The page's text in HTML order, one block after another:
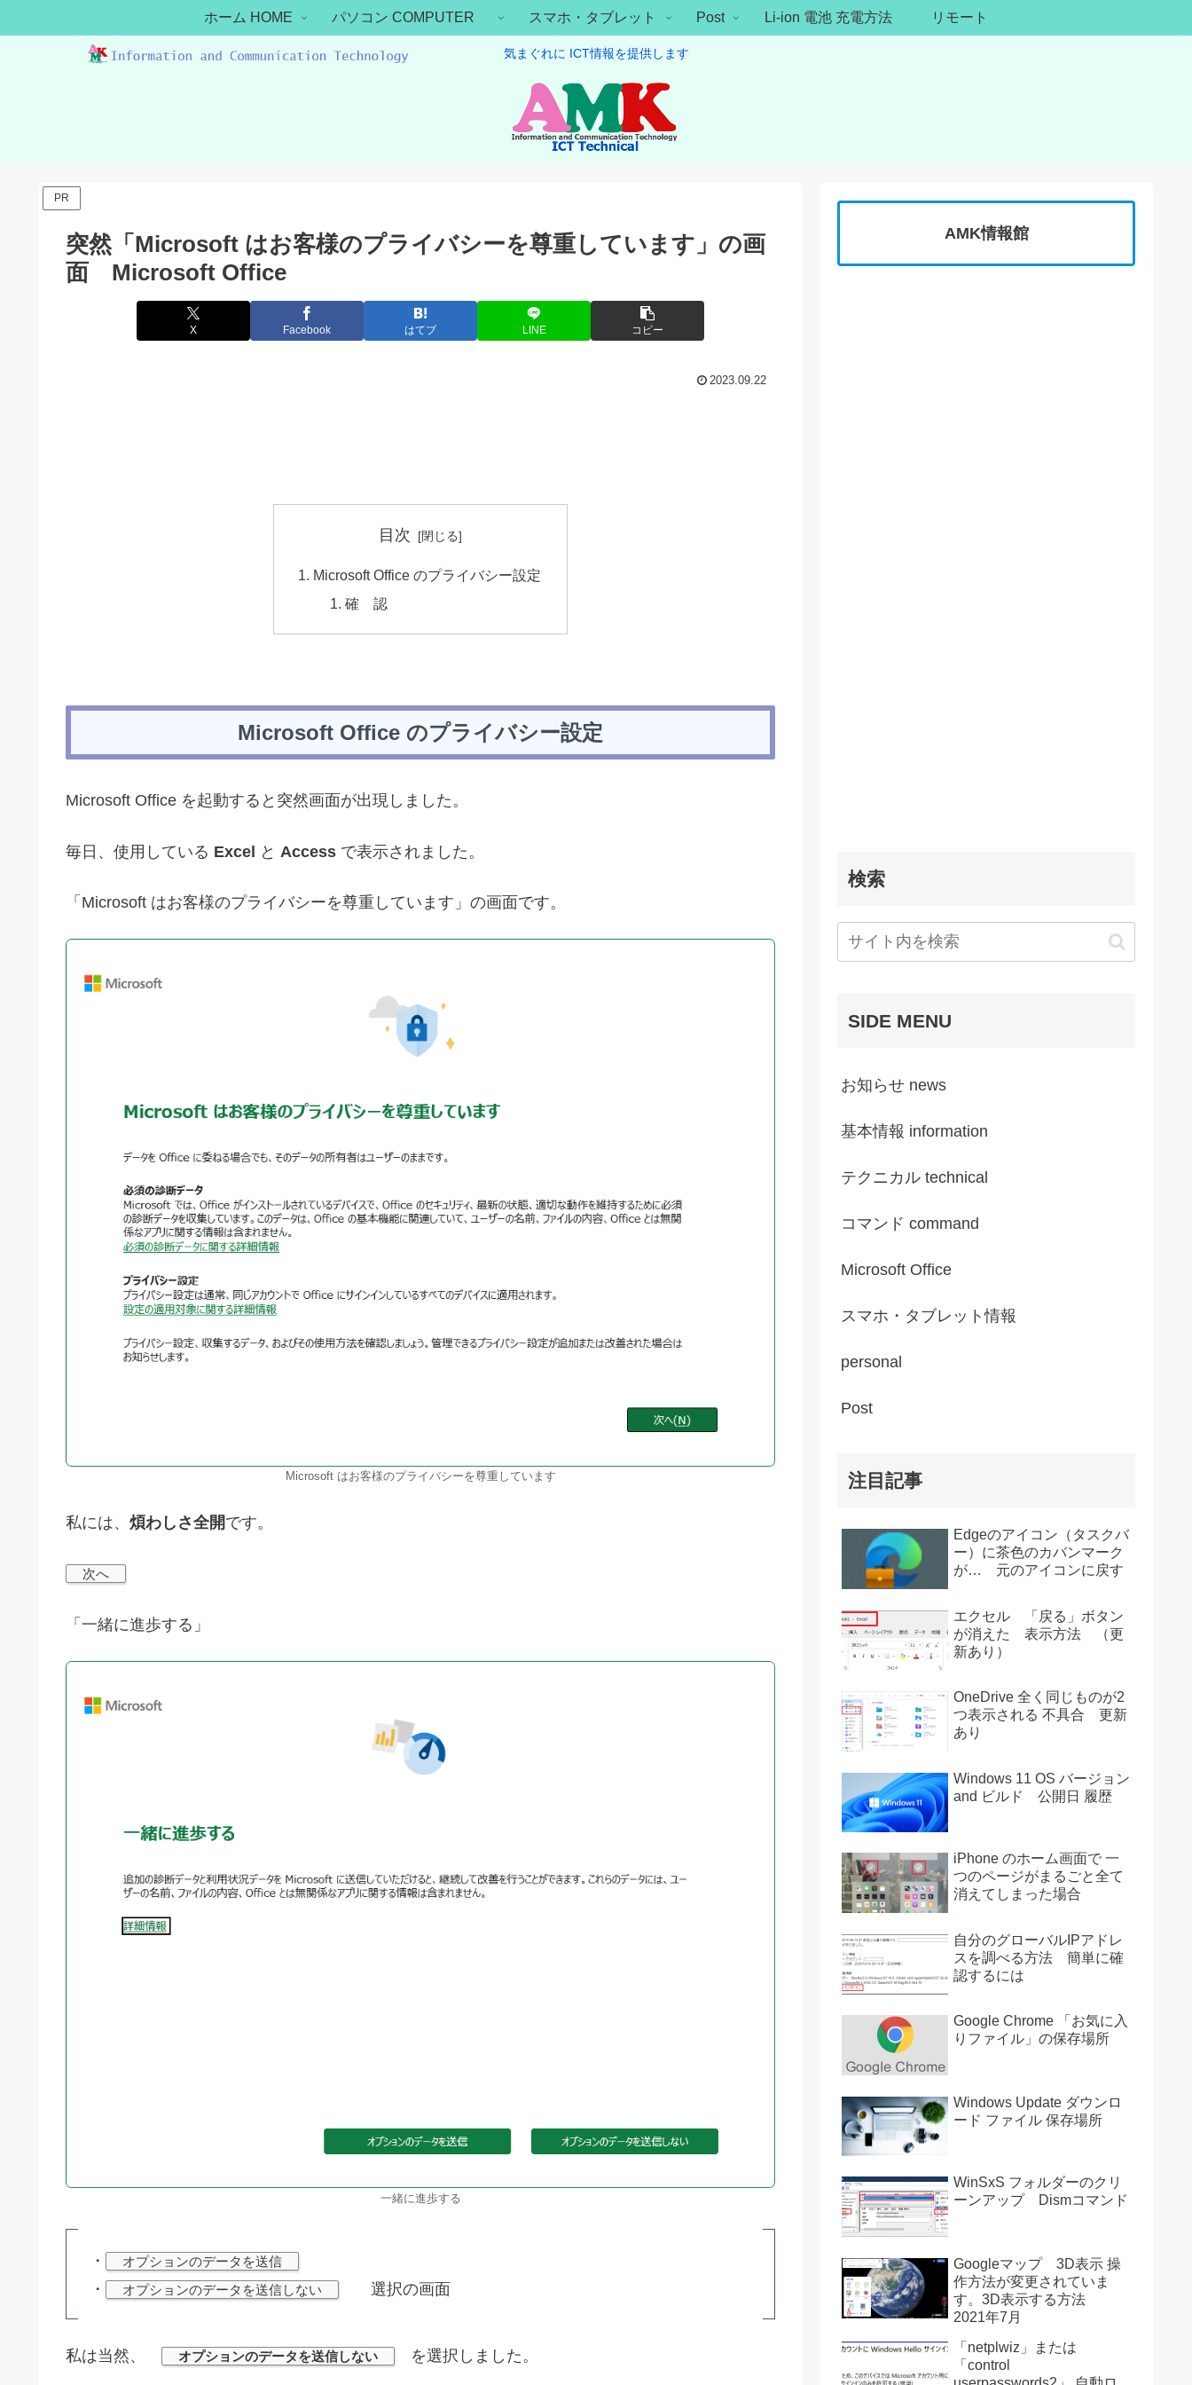
気まぐれに ICT情報を提供します
ホーム HOME パソコン COMPUTER スマホ・タブレット Post Li-ion 電池 充電方法 リモート
PR
突然「Microsoft はお客様のプライバシーを尊重しています」の画
面 Microsoft Office
X Facebook はてブ LINE コピー
2023.09.22
目次
Microsoft Office のプライバシー設定
確 認
Microsoft Office のプライバシー設定
Microsoft Office を起動すると突然画面が出現しました。
毎日、使用している Excel と Access で表示されました。
「Microsoft はお客様のプライバシーを尊重しています」の画面です。
Microsoft はお客様のプライバシーを尊重しています
私には、 煩わしさ全開です。
次へ
「一緒に進歩する」
一緒に進歩する
・ オプションのデータを送信
・ オプションのデータを送信しない 選択の画面
私は当然、 オプションのデータを送信しない を選択しました。
AMK情報館
検索
SIDE MENU
お知らせ news
基本情報 information
テクニカル technical
コマンド command
Microsoft Office
スマホ・タブレット情報
personal
Post
注目記事
Edgeのアイコン（タスクバ
ー）に茶色のカバンマーク
が… 元のアイコンに戻す
エクセル 「戻る」ボタン
が消えた 表示方法 （更
新あり）
OneDrive 全く同じものが2
つ表示される 不具合 更新
あり
Windows 11 OS バージョン
and ビルド 公開日 履歴
iPhone のホーム画面で 一
つのページがまるごと全て
消えてしまった場合
自分のグローバルIPアドレ
スを調べる方法 簡単に確
認するには
Google Chrome 「お気に入
りファイル」の保存場所
Windows Update ダウンロ
ード ファイル 保存場所
WinSxS フォルダーのクリ
ーンアップ Dismコマンド
Googleマップ 3D表示 操
作方法が変更されていま
す。3D表示する方法
2021年7月
「netplwiz」または
「control